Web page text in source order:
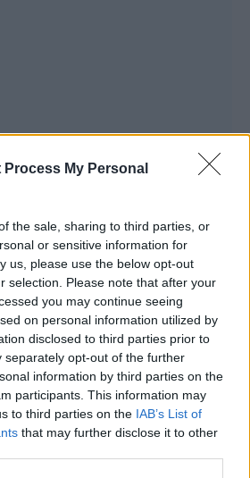
Process My Personal
the sale, sharing to third parties, or
or sensitive information for
us, please use the below opt-out
selection. Please note that after your
you may continue seeing
on personal information utilized by
disclosed to third parties prior to
separately opt-out of the further
information by third parties on the
participants. This information may
to third parties on the IAB’s List of
that may further disclose it to other